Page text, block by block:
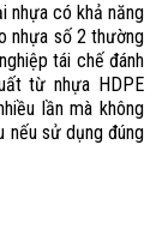
nhựa có khả năng
nhựa số 2 thường
tái chế đánh
từ nhựa HDPE
lần mà không
nếu sử dụng đúng